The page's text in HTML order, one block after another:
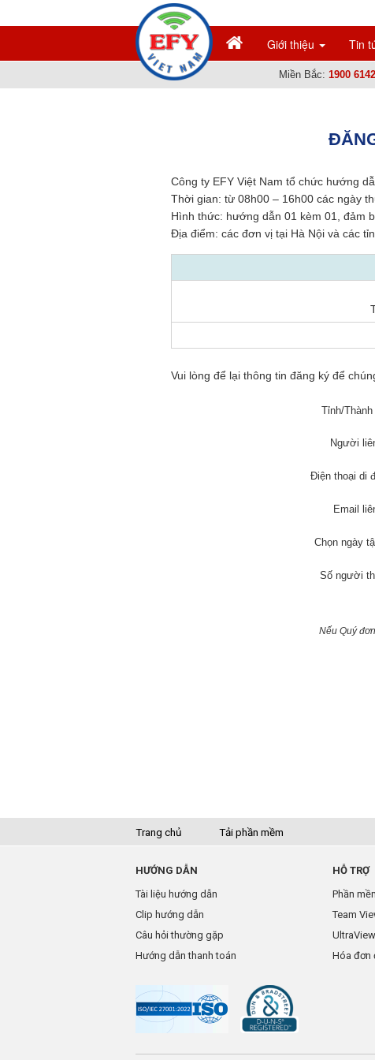
Giới thiệu Tin
Miền Bắc: 1900 6142
Công ty EFY Việt Nam tổ chức hướng
Thời gian: từ 08h00 – 16h00 các ngày
Hình thức: hướng dẫn 01 kèm 01, đảm
Địa điểm: các đơn vị tại Hà Nội và các
Vui lòng để lại thông tin đăng ký để
Tỉnh/Thành
Người
Điện thoại di
Email
Chọn ngày
Số người
Nếu Quý
Trang chủ Tải phần mềm
HƯỚNG DẪN
Tài liệu hướng dẫn
Clip hướng dẫn
Câu hỏi thường gặp
Hướng dẫn thanh toán
HỖ TRỢ
Phần
Team
Hóa đơn